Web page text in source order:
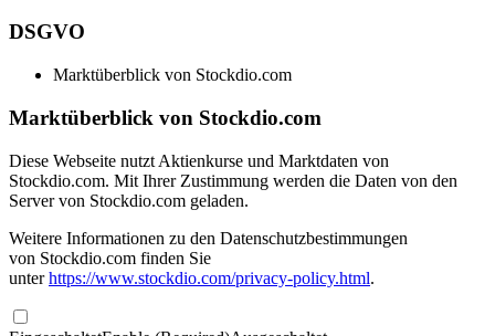
DSGVO
Marktüberblick von Stockdio.com
Marktüberblick von Stockdio.com
Diese Webseite nutzt Aktienkurse und Marktdaten von
Stockdio.com. Mit Ihrer Zustimmung werden die Daten von den
Server von Stockdio.com geladen.
Weitere Informationen zu den Datenschutzbestimmungen
von Stockdio.com finden Sie
unterhttps://www.stockdio.com/privacy-policy.html.